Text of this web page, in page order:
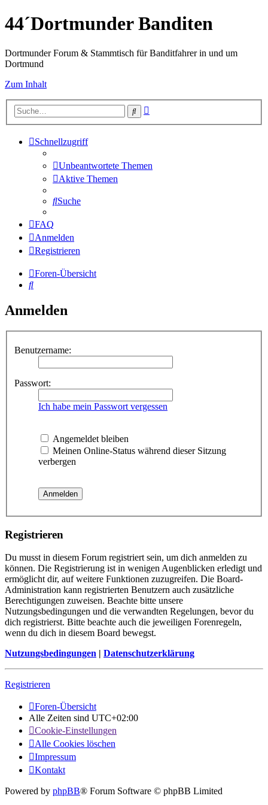
44´Dortmunder Banditen
Dortmunder Forum & Stammtisch für Banditfahrer in und um
Dortmund
Zum Inhalt
Suche
Schnellzugriff
Unbeantwortete Themen
Aktive Themen
Suche
FAQ
Anmelden
Registrieren
Foren-Übersicht
Suche
Anmelden
Benutzername:
Passwort:
Ich habe mein Passwort vergessen
Angemeldet bleiben
Meinen Online-Status während dieser Sitzung
verbergen
Registrieren
Du musst in diesem Forum registriert sein, um dich anmelden zu
können. Die Registrierung ist in wenigen Augenblicken erledigt und
ermöglicht dir, auf weitere Funktionen zuzugreifen. Die Board-
Administration kann registrierten Benutzern auch zusätzliche
Berechtigungen zuweisen. Beachte bitte unsere
Nutzungsbedingungen und die verwandten Regelungen, bevor du
dich registrierst. Bitte beachte auch die jeweiligen Forenregeln,
wenn du dich in diesem Board bewegst.
Nutzungsbedingungen | Datenschutzerklärung
Registrieren
Foren-Übersicht
Alle Zeiten sind UTC+02:00
Cookie-Einstellungen
Alle Cookies löschen
Impressum
Kontakt
Powered by phpBB® Forum Software © phpBB Limited